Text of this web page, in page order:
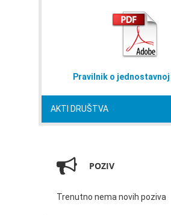
AKTI DRUŠTVA
Pravilnik o jednostavnoj
POZIV
Trenutno nema novih poziva